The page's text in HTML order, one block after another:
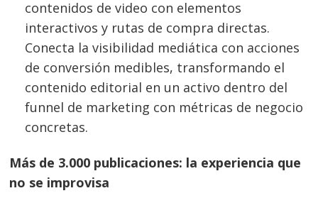
contenidos de video con elementos
interactivos y rutas de compra directas.
Conecta la visibilidad mediática con acciones
de conversión medibles, transformando el
contenido editorial en un activo dentro del
funnel de marketing con métricas de negocio
concretas.
Más de 3.000 publicaciones: la experiencia que
no se improvisa